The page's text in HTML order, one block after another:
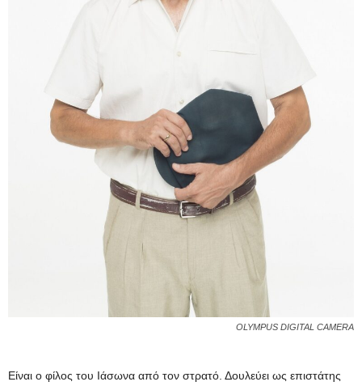
OLYMPUS DIGITAL CAMERA
Είναι ο φίλος του Ιάσωνα από τον στρατό. Δουλεύει ως επιστάτης